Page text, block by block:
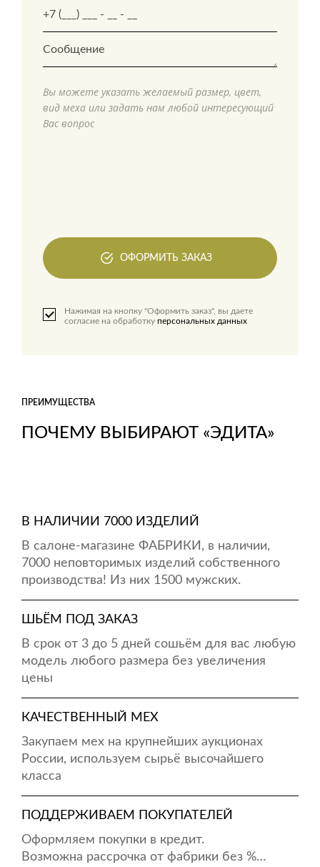
Вы можете указать желаемый размер, цвет,
вид меха или задать нам любой интересующий
Вас вопрос
ОФОРМИТЬ ЗАКАЗ
Нажимая на кнопку "Оформить заказ", вы даете
согласие на обработку персональных данных
ПОЧЕМУ ВЫБИРАЮТ «ЭДИТА»
ПРЕИМУЩЕСТВА
В НАЛИЧИИ 7000 ИЗДЕЛИЙ
В салоне-магазине ФАБРИКИ, в наличии,
7000 неповторимых изделий собственного
производства! Из них 1500 мужских.
ШЬЁМ ПОД ЗАКАЗ
В срок от 3 до 5 дней сошьём для вас любую
модель любого размера без увеличения
цены
КАЧЕСТВЕННЫЙ МЕХ
Закупаем мех на крупнейших аукционах
России, используем сырьё высочайшего
класса
ПОДДЕРЖИВАЕМ ПОКУПАТЕЛЕЙ
Оформляем покупки в кредит.
Возможна рассрочка от фабрики без %…